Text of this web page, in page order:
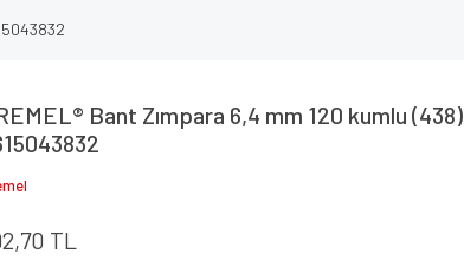
Bant Zımpara 6,4 mm 120 kumlu (438)
TL